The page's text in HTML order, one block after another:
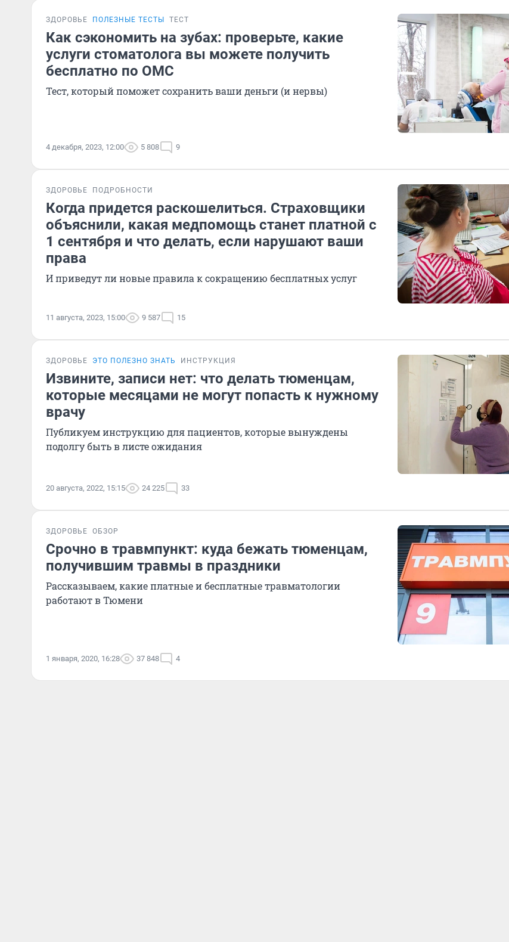
ЗДОРОВЬЕ ПОЛЕЗНЫЕ ТЕСТЫ ТЕСТ
Как сэкономить на зубах: проверьте, какие
услуги стоматолога вы можете получить
бесплатно по ОМС
Тест, который поможет сохранить ваши деньги (и нервы)
4 декабря, 2023, 12:00 5 808 9
ЗДОРОВЬЕ ПОДРОБНОСТИ
Когда придется раскошелиться. Страховщики
объяснили, какая медпомощь станет платной с
1 сентября и что делать, если нарушают ваши
права
И приведут ли новые правила к сокращению бесплатных услуг
11 августа, 2023, 15:00 9 587 15
ЗДОРОВЬЕ ЭТО ПОЛЕЗНО ЗНАТЬ ИНСТРУКЦИЯ
Извините, записи нет: что делать тюменцам,
которые месяцами не могут попасть к нужному
врачу
Публикуем инструкцию для пациентов, которые вынуждены
подолгу быть в листе ожидания
20 августа, 2022, 15:15 24 225 33
ЗДОРОВЬЕ ОБЗОР
Срочно в травмпункт: куда бежать тюменцам,
получившим травмы в праздники
Рассказываем, какие платные и бесплатные травматологии
работают в Тюмени
1 января, 2020, 16:28 37 848 4